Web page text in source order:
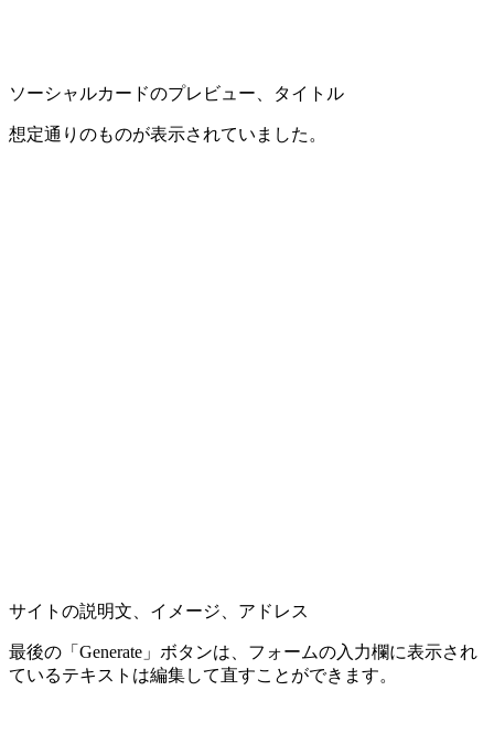
ソーシャルカードのプレビュー、タイトル
想定通りのものが表示されていました。
サイトの説明文、イメージ、アドレス
最後の「Generate」ボタンは、フォームの入力欄に表示され
ているテキストは編集して直すことができます。